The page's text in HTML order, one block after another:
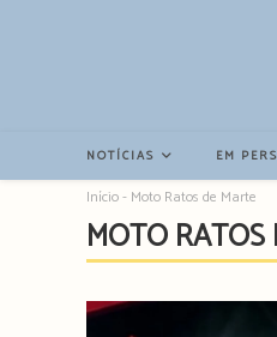
NOTÍCIAS EM
Início- Moto Ratos de Marte
MOTO RATOS